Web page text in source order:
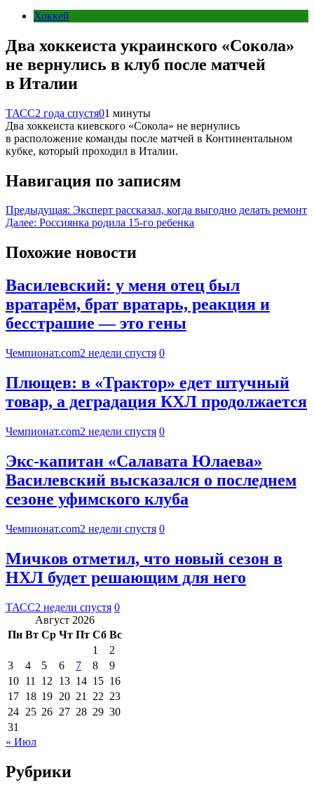
Хоккей
Два хоккеиста украинского «Сокола»
не вернулись в клуб после матчей
в Италии
ТАСС2 года спустя01 минуты
Два хоккеиста киевского «Сокола» не вернулись
в расположение команды после матчей в Континентальном
кубке, который проходил в Италии.
Навигация по записям
Предыдущая: Эксперт рассказал, когда выгодно делать ремонт
Далее: Россиянка родила 15-го ребенка
Похожие новости
Василевский: у меня отец был
вратарём, брат вратарь, реакция и
бесстрашие — это гены
Чемпионат.com2 недели спустя 0
Плющев: в «Трактор» едет штучный
товар, а деградация КХЛ продолжается
Чемпионат.com2 недели спустя 0
Экс-капитан «Салавата Юлаева»
Василевский высказался о последнем
сезоне уфимского клуба
Чемпионат.com2 недели спустя 0
Мичков отметил, что новый сезон в
НХЛ будет решающим для него
ТАСС2 недели спустя 0
Август 2026
Пн Вт Ср Чт Пт Сб Вс
1
2
3
4 5 6 7 8
9
10 11 12 13 14 15 16
17 18 19 20 21 22 23
24 25 26 27 28 29 30
31
« Июл
Рубрики